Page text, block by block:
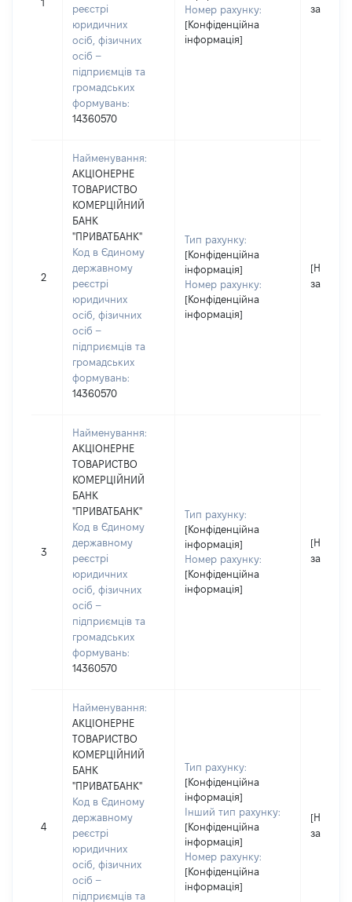
1
реєстрі
юридичних
осіб, фізичних
осіб –
підприємців та
громадських
формувань:
14360570
Номер рахунку:
[Конфіденційна
інформація]
2
Найменування:
АКЦІОНЕРНЕ
ТОВАРИСТВО
КОМЕРЦІЙНИЙ
БАНК
"ПРИВАТБАНК"
Код в Єдиному
державному
реєстрі
юридичних
осіб, фізичних
осіб –
підприємців та
громадських
формувань:
14360570
Тип рахунку:
[Конфіденційна
інформація]
Номер рахунку:
[Конфіденційна
інформація]
[Не
3
Найменування:
АКЦІОНЕРНЕ
ТОВАРИСТВО
КОМЕРЦІЙНИЙ
БАНК
"ПРИВАТБАНК"
Код в Єдиному
державному
реєстрі
юридичних
осіб, фізичних
осіб –
підприємців та
громадських
формувань:
14360570
Тип рахунку:
[Конфіденційна
інформація]
Номер рахунку:
[Конфіденційна
інформація]
[Не
4
Найменування:
АКЦІОНЕРНЕ
ТОВАРИСТВО
КОМЕРЦІЙНИЙ
БАНК
"ПРИВАТБАНК"
Код в Єдиному
державному
реєстрі
юридичних
осіб, фізичних
осіб –
підприємців та
Тип рахунку:
[Конфіденційна
інформація]
Інший тип рахунку:
[Конфіденційна
інформація]
Номер рахунку:
[Конфіденційна
інформація]
[Не